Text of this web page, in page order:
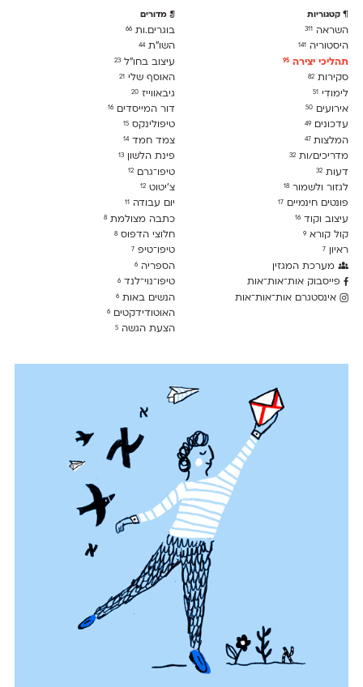
קטגוריות
השראה 311
היסטוריה 141
תהליכי יצירה 95
סקירות 82
לימודִי 51
אירועים 50
עדכונים 49
המלצות47
מדריכים/ות 32
דעות 32
לגזור ולשמור 18
פונטים חינמיים 17
עיצוב וקוד 16
קול קורא 9
ראיון 7
מערכת המגזין
פייסבוק אות־אות־אות
אינסטגרם אות־אות־אות
מדורים
בוגרים.ות66
השו״ת44
עיצוב בחו"ל23
האוסף שלי21
גיבאווייז20
דור המייסדים16
טיפולינקס15
צמד חמד14
פינת הלשון13
טיפו־גרם12
צ׳יטוט12
יום עבודה11
כתבה מצולמת8
חלוצי הדפוס8
טיפו־טיפ7
הספריה6
טיפו־נוי־לנד6
הנשים באות6
האוטודידקטים6
הצעת הגשה5